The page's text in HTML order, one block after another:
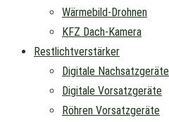
Wärmebild-Drohnen
KFZ Dach-Kamera
Restlichtverstärker
Digitale Nachsatzgeräte
Digitale Vorsatzgeräte
Röhren Vorsatzgeräte